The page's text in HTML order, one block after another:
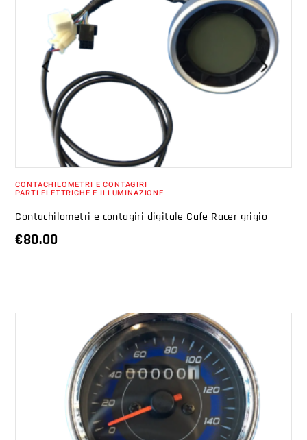
AGGIUNGI AL CARRELLO
CONTACHILOMETRI E CONTAGIRI
PARTI ELETTRICHE E ILLUMINAZIONE
Contachilometri e contagiri digitale Cafe Racer grigio
€80.00
AGGIUNGI AL CARRELLO